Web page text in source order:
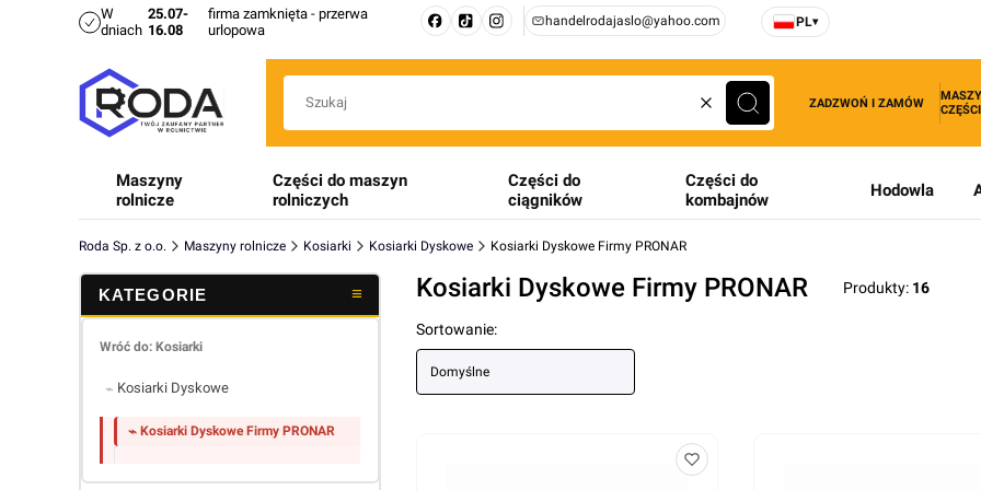
W
dniach
25.07-
16.08
firma zamknięta - przerwa
urlopowa
handelrodajaslo@yahoo.com PL▾
WyczyśćSzukaj
ZADZWOŃ I ZAMÓW
Maszyny
rolnicze
Części do maszyn
rolniczych
Części do
ciągników
Części do
kombajnów
Hodowla
Roda Sp. z o.o. Maszyny rolnicze Kosiarki Kosiarki Dyskowe Kosiarki Dyskowe Firmy PRONAR
Wróć do: Kosiarki
Kosiarki Dyskowe
Kosiarki Dyskowe Firmy PRONAR
Kosiarki Dyskowe Firmy PRONAR Produkty: 16
Lista produktów
Sortowanie:
Domyślne